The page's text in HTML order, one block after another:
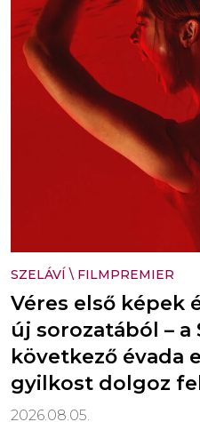
SZELÁVÍ \ FILMPREMIER
Véres első képek
új sorozatából – a
következő évada
gyilkost dolgoz
2026.08.05.